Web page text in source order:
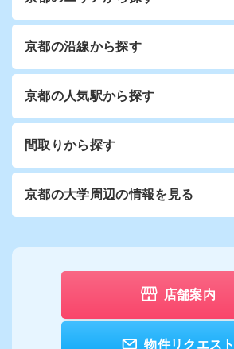
京都の沿線から探す
京都の人気駅から探す
間取りから探す
京都の大学周辺の情報を見る
店舗案内
物件リクエスト